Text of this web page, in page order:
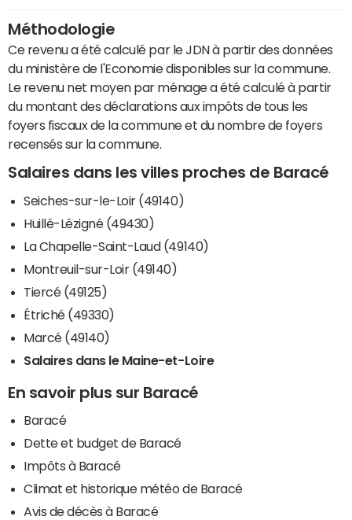
Méthodologie
Ce revenu a été calculé par le JDN à partir des données
du ministère de l'Economie disponibles sur la commune.
Le revenu net moyen par ménage a été calculé à partir
du montant des déclarations aux impôts de tous les
foyers fiscaux de la commune et du nombre de foyers
recensés sur la commune.
Salaires dans les villes proches de Baracé
Seiches-sur-le-Loir (49140)
Huillé-Lézigné (49430)
La Chapelle-Saint-Laud (49140)
Montreuil-sur-Loir (49140)
Tiercé (49125)
Étriché (49330)
Marcé (49140)
Salaires dans le Maine-et-Loire
En savoir plus sur Baracé
Baracé
Dette et budget de Baracé
Impôts à Baracé
Climat et historique météo de Baracé
Avis de décès à Baracé